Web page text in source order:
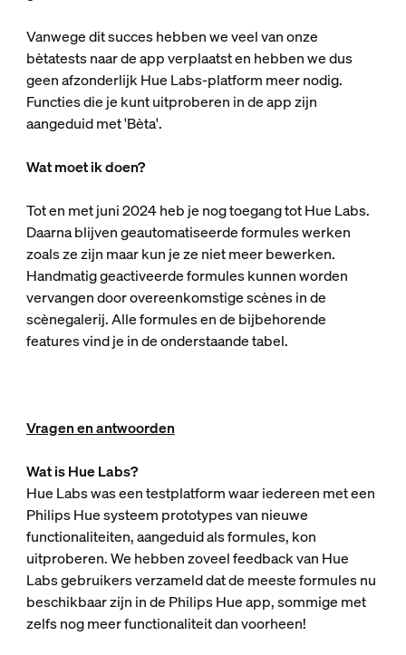
Vanwege dit succes hebben we veel van onze
bètatests naar de app verplaatst en hebben we dus
geen afzonderlijk Hue Labs-platform meer nodig.
Functies die je kunt uitproberen in de app zijn
aangeduid met 'Bèta'.
Wat moet ik doen?
Tot en met juni 2024 heb je nog toegang tot Hue Labs.
Daarna blijven geautomatiseerde formules werken
zoals ze zijn maar kun je ze niet meer bewerken.
Handmatig geactiveerde formules kunnen worden
vervangen door overeenkomstige scènes in de
scènegalerij. Alle formules en de bijbehorende
features vind je in de onderstaande tabel.
Vragen en antwoorden
Wat is Hue Labs?
Hue Labs was een testplatform waar iedereen met een
Philips Hue systeem prototypes van nieuwe
functionaliteiten, aangeduid als formules, kon
uitproberen. We hebben zoveel feedback van Hue
Labs gebruikers verzameld dat de meeste formules nu
beschikbaar zijn in de Philips Hue app, sommige met
zelfs nog meer functionaliteit dan voorheen!